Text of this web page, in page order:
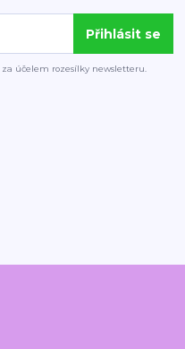
Přihlásit se
za účelem rozesílky newsletteru.